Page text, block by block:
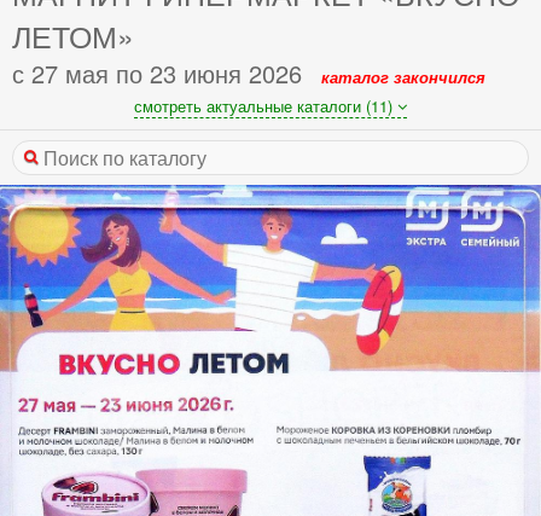
ЛЕТОМ»
с 27 мая по 23 июня 2026
каталог закончился
смотреть актуальные каталоги (11)